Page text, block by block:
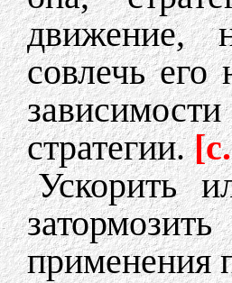
движение,
совлечь
стратегии.
Ускорить
применения